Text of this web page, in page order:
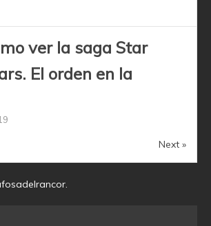
ver la saga Star
El orden en la
Next »